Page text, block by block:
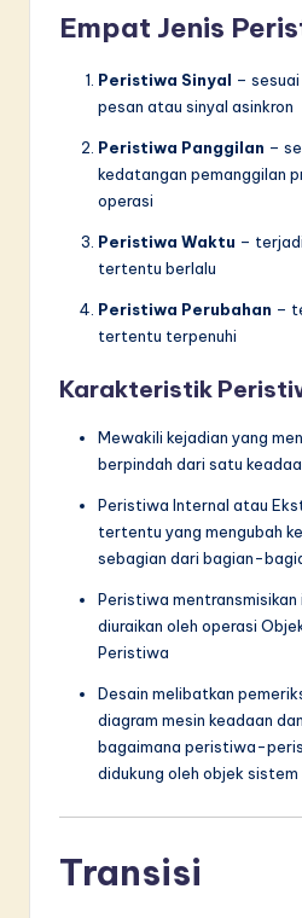
Empat Jenis
Peristiwa Sinyal –
pesan atau sinyal asinkron
Peristiwa Panggilan –
kedatangan pemanggilan
operasi
Peristiwa Waktu –
tertentu berlalu
Peristiwa Perubahan –
tertentu terpenuhi
Karakteristik
Mewakili kejadian yang
berpindah dari satu
Peristiwa Internal atau
tertentu yang mengubah
sebagian dari bagian-
Peristiwa mentransmisikan
diuraikan oleh operasi
Peristiwa
Desain melibatkan
diagram mesin keadaan
bagaimana peristiwa-
didukung oleh objek sistem
Transisi